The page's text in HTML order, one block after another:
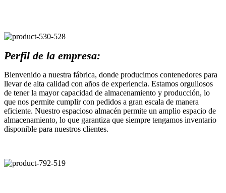
Perfil de la empresa:
Bienvenido a nuestra fábrica, donde producimos contenedores para
llevar de alta calidad con años de experiencia. Estamos orgullosos
de tener la mayor capacidad de almacenamiento y producción, lo
que nos permite cumplir con pedidos a gran escala de manera
eficiente. Nuestro espacioso almacén permite un amplio espacio de
almacenamiento, lo que garantiza que siempre tengamos inventario
disponible para nuestros clientes.